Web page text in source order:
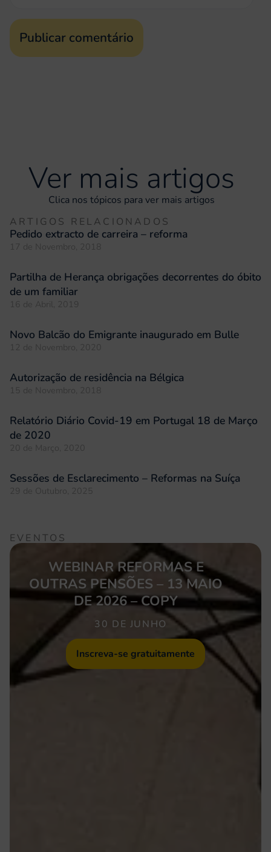
Ver mais artigos
Clica nos tópicos para ver mais artigos
ARTIGOS RELACIONADOS
Pedido extracto de carreira – reforma
Partilha de Herança obrigações decorrentes do óbito
de um familiar
Novo Balcão do Emigrante inaugurado em Bulle
Autorização de residência na Bélgica
Relatório Diário Covid-19 em Portugal 18 de Março
de 2020
Sessões de Esclarecimento – Reformas na Suíça
EVENTOS
WEBINAR REFORMAS E
OUTRAS PENSÕES – 13 MAIO
DE 2026 – COPY
30 DE JUNHO
Inscreva-se gratuitamente